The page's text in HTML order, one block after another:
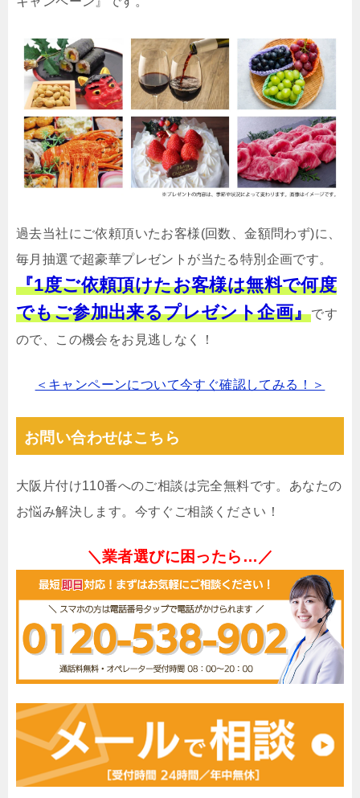
過去当社にご依頼頂いたお客様(回数、金額問わず)に、
毎月抽選で超豪華プレゼントが当たる特別企画です。
『1度ご依頼頂けたお客様は無料で何度
でもご参加出来るプレゼント企画』です
ので、この機会をお見逃しなく！
＜キャンペーンについて今すぐ確認してみる！＞
お問い合わせはこちら
大阪片付け110番へのご相談は完全無料です。あなたの
お悩み解決します。今すぐご相談ください！
＼業者選びに困ったら…／